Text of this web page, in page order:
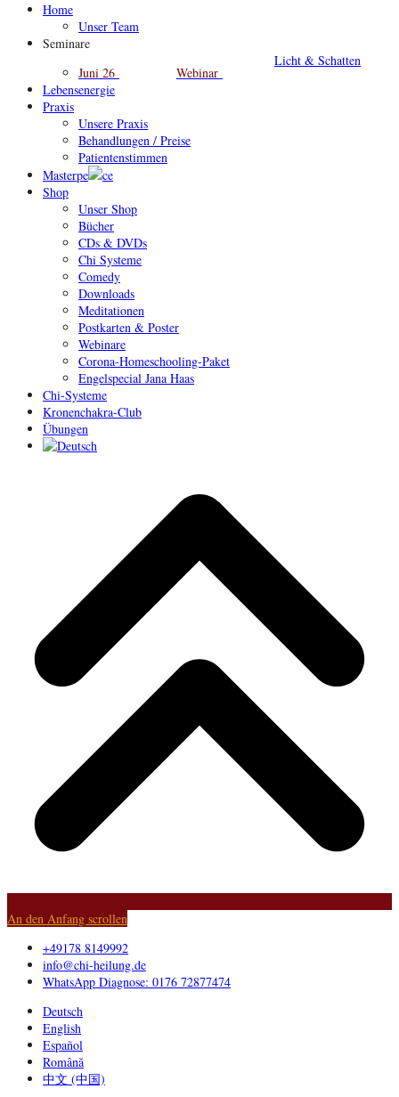
Home
Unser Team
Seminare
Juni 26
Webinar
Licht & Schatten
Lebensenergie
Praxis
Unsere Praxis
Behandlungen / Preise
Patientenstimmen
Masterpe
ce
Shop
Unser Shop
Bücher
CDs & DVDs
Chi Systeme
Comedy
Downloads
Meditationen
Postkarten & Poster
Webinare
Corona-Homeschooling-Paket
Engelspecial Jana Haas
Chi-Systeme
Kronenchakra-Club
Übungen
An den Anfang scrollen
+49178 8149992
info@chi-heilung.de
WhatsApp Diagnose: 0176 72877474
Deutsch
English
Español
Română
中文 (中国)